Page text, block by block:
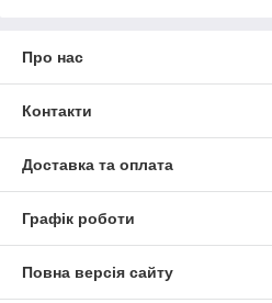
Про нас
Контакти
Доставка та оплата
Графік роботи
Повна версія сайту